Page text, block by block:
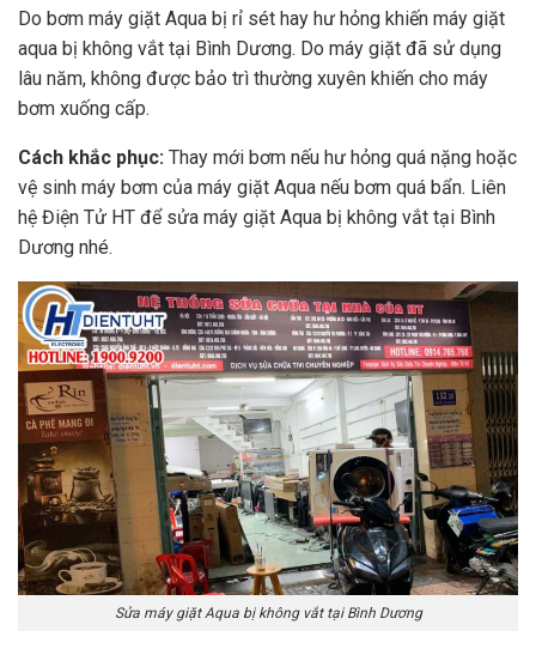
Do bơm máy giặt Aqua bị rỉ sét hay hư hỏng khiến máy giặt
aqua bị không vắt tại Bình Dương. Do máy giặt đã sử dụng
lâu năm, không được bảo trì thường xuyên khiến cho máy
bơm xuống cấp.
Cách khắc phục: Thay mới bơm nếu hư hỏng quá nặng hoặc
vệ sinh máy bơm của máy giặt Aqua nếu bơm quá bẩn. Liên
hệ Điện Tử HT để sửa máy giặt Aqua bị không vắt tại Bình
Dương nhé.
Sửa máy giặt Aqua bị không vắt tại Bình Dương